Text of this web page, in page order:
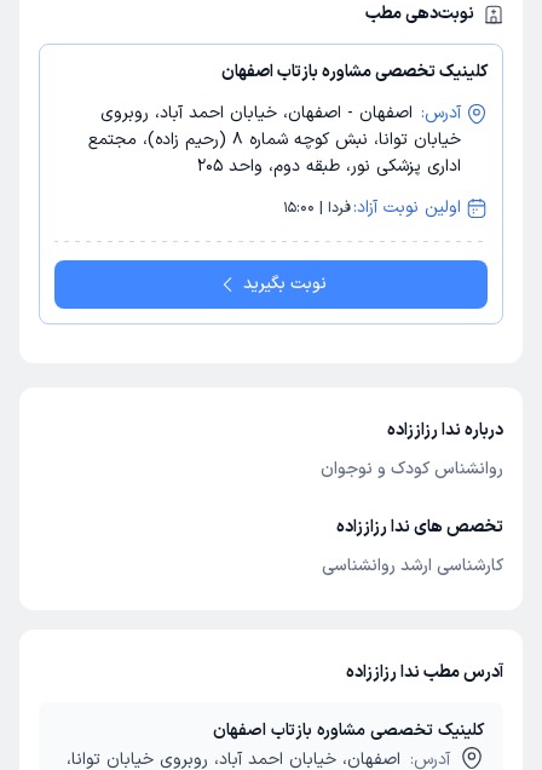
نوبت‌دهی مطب
کلینیک تخصصی مشاوره بازتاب اصفهان
آدرس: اصفهان - اصفهان، خیابان احمد آباد، روبروی
خیابان توانا، نبش کوچه شماره 8 (رحیم زاده)، مجتمع
اداری پزشکی نور، طبقه دوم، واحد 205
اولین نوبت آزاد:فردا | 15:00
نوبت بگیرید
درباره ندا رزاززاده
روانشناس کودک و نوجوان
تخصص های ندا رزاززاده
کارشناسی ارشد روانشناسی
آدرس مطب ندا رزاززاده
کلینیک تخصصی مشاوره بازتاب اصفهان
آدرس: اصفهان، خیابان احمد آباد، روبروی خیابان توانا،